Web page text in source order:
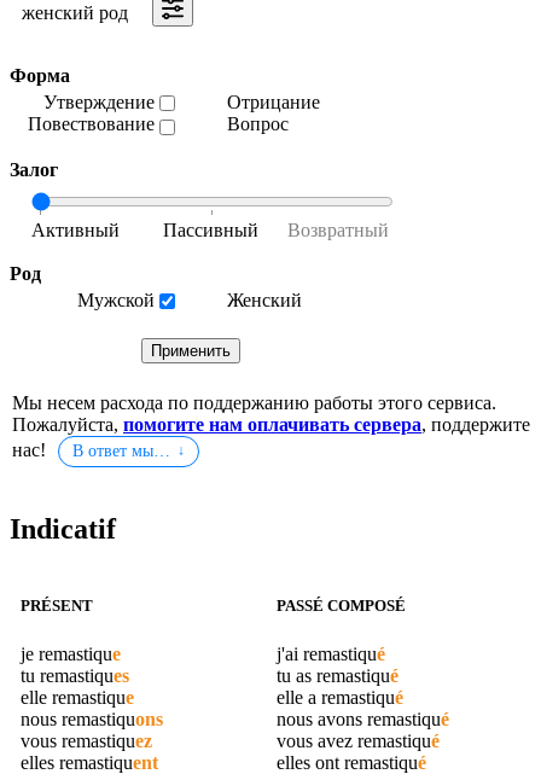
женский род
Форма
Утверждение
Повествование
Отрицание
Вопрос
Залог
Род
Мужской
Женский
Мы несем расхода по поддержанию работы этого сервиса.
Пожалуйста, помогите нам оплачивать сервера, поддержите
нас!
В ответ мы…
Indicatif
PRÉSENT
je remastique
tu remastiques
elle remastique
nous remastiquons
vous remastiquez
elles remastiquent
PASSÉ COMPOSÉ
j'ai remastiqué
tu as remastiqué
elle a remastiqué
nous avons remastiqué
vous avez remastiqué
elles ont remastiqué